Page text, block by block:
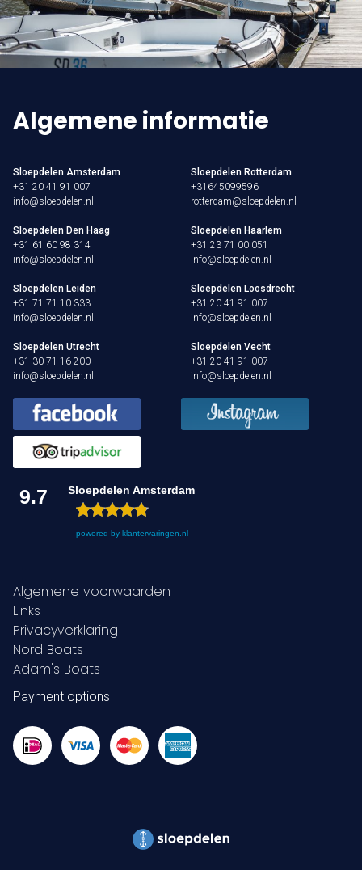
Algemene informatie
Sloepdelen Amsterdam
+31 20 41 91 007
info@sloepdelen.nl
Sloepdelen Rotterdam
+31645099596
rotterdam@sloepdelen.nl
Sloepdelen Den Haag
+31 61 60 98 314
info@sloepdelen.nl
Sloepdelen Haarlem
+31 23 71 00 051
info@sloepdelen.nl
Sloepdelen Leiden
+31 71 71 10 333
info@sloepdelen.nl
Sloepdelen Loosdrecht
+31 20 41 91 007
info@sloepdelen.nl
Sloepdelen Utrecht
+31 30 71 16 200
info@sloepdelen.nl
Sloepdelen Vecht
+31 20 41 91 007
info@sloepdelen.nl
9.7 Sloepdelen Amsterdam
powered by klantervaringen.nl
Algemene voorwaarden
Links
Privacyverklaring
Nord Boats
Adam's Boats
Payment options